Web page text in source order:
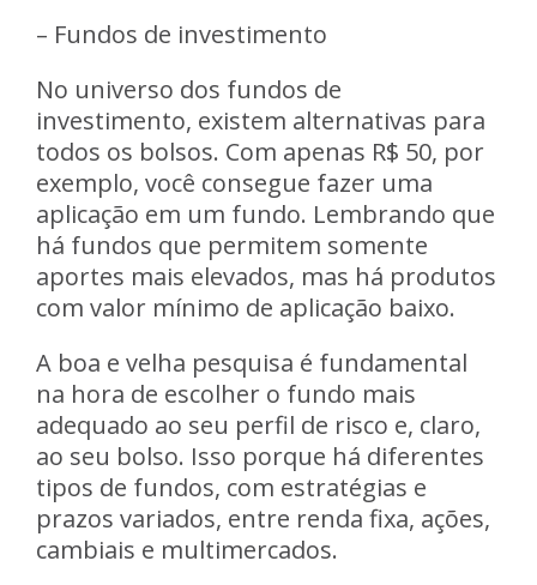
– Fundos de investimento
No universo dos fundos de
investimento, existem alternativas para
todos os bolsos. Com apenas R$ 50, por
exemplo, você consegue fazer uma
aplicação em um fundo. Lembrando que
há fundos que permitem somente
aportes mais elevados, mas há produtos
com valor mínimo de aplicação baixo.
A boa e velha pesquisa é fundamental
na hora de escolher o fundo mais
adequado ao seu perfil de risco e, claro,
ao seu bolso. Isso porque há diferentes
tipos de fundos, com estratégias e
prazos variados, entre renda fixa, ações,
cambiais e multimercados.